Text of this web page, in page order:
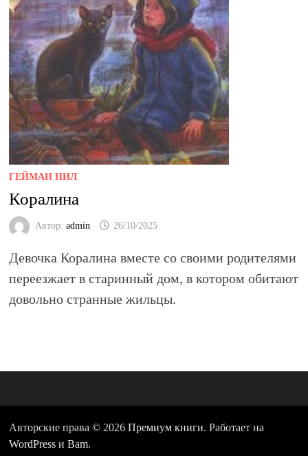
ГЕЙМАН НИЛ
Коралина
Автор:admin 26/10/2025
ДевочкаКоралина вместе со своими родителями
переезжает в старинный дом, в котором обитают
довольно странные жильцы.
Авторские права © 2026Премиум книги. Работает на
WordPress иBam.